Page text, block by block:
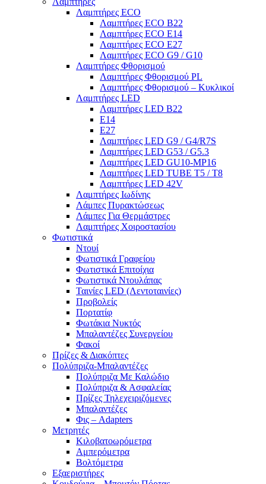
Λαμπτήρες ECO
Λαμπτήρες ECO B22
Λαμπτήρες ECO E14
Λαμπτήρες ECO E27
Λαμπτήρες ECO G9 / G10
Λαμπτήρες Φθορισμού
Λαμπτήρες Φθορισμού PL
Λαμπτήρες Φθορισμού – Κυκλικοί
Λαμπτήρες LED
Λαμπτήρες LED B22
E14
E27
Λαμπτήρες LED G9 / G4/R7S
Λαμπτήρες LED G53 / G5.3
Λαμπτήρες LED GU10-ΜΡ16
Λαμπτήρες LED TUBE T5 / T8
Λαμπτήρες LED 42V
Λαμπτήρες Ιωδίνης
Λάμπες Πυρακτώσεως
Λάμπες Για Θερμάστρες
Λαμπτήρες Χοιροστασίου
Φωτιστικά
Ντουί
Φωτιστικά Γραφείου
Φωτιστικά Επιτοίχια
Φωτιστικά Ντουλάπας
Ταινίες LED (Λεντοταινίες)
Προβολείς
Πορτατίφ
Φωτάκια Νυκτός
Μπαλαντέζες Συνεργείου
Φακοί
Πρίζες & Διακόπτες
Πολύπριζα-Μπαλαντέζες
Πολύπριζα Με Καλώδιο
Πολύπριζα & Ασφαλείας
Πρίζες Τηλεχειριζόμενες
Μπαλαντέζες
Φις – Adapters
Μετρητές
Κιλοβατοωρόμετρα
Αμπερόμετρα
Βολτόμετρα
Εξαεριστήρες